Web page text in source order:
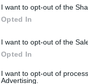
I want to opt-out of the
Opted In
I want to opt-out of the
Opted In
I want to opt-out of
Advertising.